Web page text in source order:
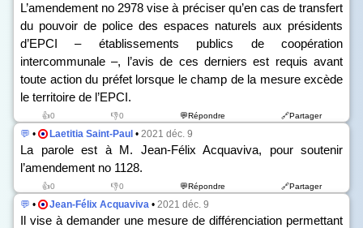
L’amendement no 2978 vise à préciser qu’en cas de transfert
du pouvoir de police des espaces naturels aux présidents
d’EPCI – établissements publics de coopération
intercommunale –, l’avis de ces derniers est requis avant
toute action du préfet lorsque le champ de la mesure excède
le territoire de l’EPCI.
👍0 👎0 💬Répondre 🔗Partager
💬 • Laetitia Saint-Paul • 2021 déc. 9
La parole est à M. Jean-Félix Acquaviva, pour soutenir
l’amendement no 1128.
👍0 👎0 💬Répondre 🔗Partager
💬 • Jean-Félix Acquaviva • 2021 déc. 9
Il vise à demander une mesure de différenciation permettant